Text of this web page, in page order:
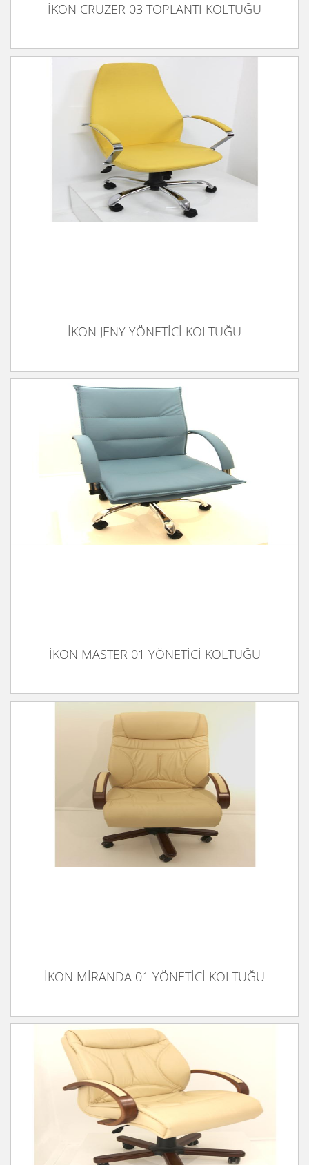
İKON CRUZER 03 TOPLANTI KOLTUĞU
İKON JENY YÖNETİCİ KOLTUĞU
İKON JENY YÖNETİCİ KOLTUĞU
İKON MASTER 01 YÖNETİCİ KOLTUĞU
İKON MASTER 01 YÖNETİCİ KOLTUĞU
İKON MİRANDA 01 YÖNETİCİ KOLTUĞU
İKON MİRANDA 01 YÖNETİCİ KOLTUĞU
İKON MİRANDA 03 TOPLANTI KOLTUĞU